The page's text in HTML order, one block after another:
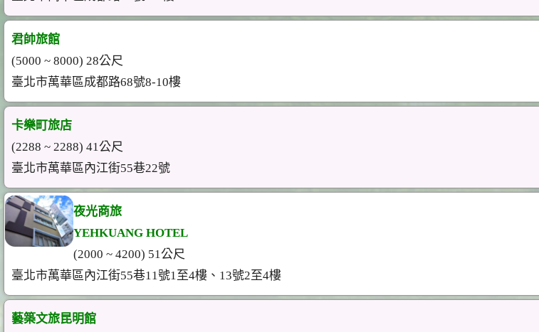
君帥旅館
(5000 ~ 8000) 28公尺
臺北市萬華區成都路68號8-10樓
卡樂町旅店
(2288 ~ 2288) 41公尺
臺北市萬華區內江街55巷22號
夜光商旅
YEHKUANG HOTEL
(2000 ~ 4200) 51公尺
臺北市萬華區內江街55巷11號1至4樓、13號2至4樓
藝築文旅昆明館